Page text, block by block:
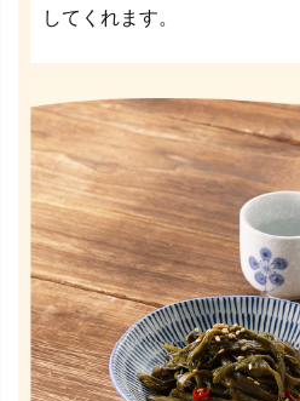
してくれます。